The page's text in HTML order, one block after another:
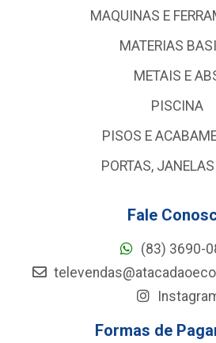
MAQUINAS E
MATERIAS
METAIS E
PISCINA
PISOS E
PORTAS,
Fale
(83) 3690-
Formas de